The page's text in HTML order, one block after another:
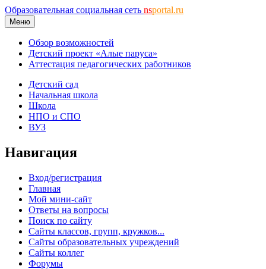
Образовательная социальная сеть nsportal.ru
Меню
Обзор возможностей
Детский проект «Алые паруса»
Аттестация педагогических работников
Детский сад
Начальная школа
Школа
НПО и СПО
ВУЗ
Навигация
Вход/регистрация
Главная
Мой мини-сайт
Ответы на вопросы
Поиск по сайту
Сайты классов, групп, кружков...
Сайты образовательных учреждений
Сайты коллег
Форумы